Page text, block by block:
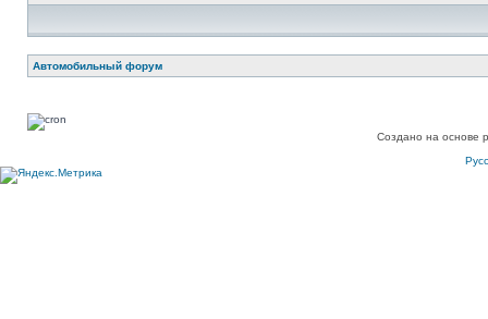
Автомобильный форум
Создано на основе